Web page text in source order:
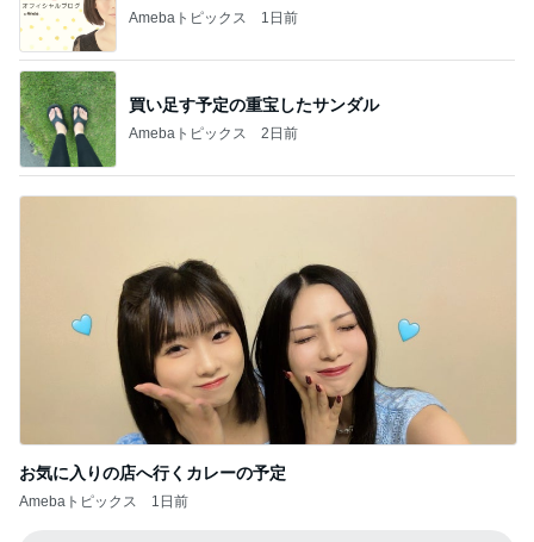
Amebaトピックス 1日前
買い足す予定の重宝したサンダル
Amebaトピックス 2日前
お気に入りの店へ行くカレーの予定
Amebaトピックス 1日前